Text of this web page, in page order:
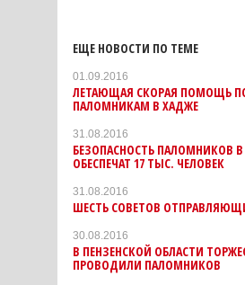
ЕЩЕ НОВОСТИ ПО ТЕМЕ
01.09.2016
ЛЕТАЮЩАЯ СКОРАЯ ПОМОЩЬ
ПАЛОМНИКАМ В ХАДЖЕ
31.08.2016
БЕЗОПАСНОСТЬ ПАЛОМНИКОВ
ОБЕСПЕЧАТ 17 ТЫС. ЧЕЛОВЕК
31.08.2016
ШЕСТЬ СОВЕТОВ
30.08.2016
В ПЕНЗЕНСКОЙ ОБЛАСТИ
ПРОВОДИЛИ ПАЛОМНИКОВ